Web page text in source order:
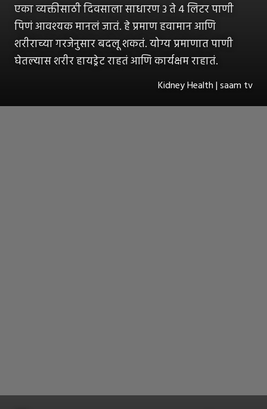
एका व्यक्तीसाठी दिवसाला साधारण 3 ते 4 लिटर पाणी
पिणं आवश्यक मानलं जातं. हे प्रमाण हवामान आणि
शरीराच्या गरजेनुसार बदलू शकतं. योग्य प्रमाणात पाणी
घेतल्यास शरीर हायड्रेट राहतं आणि कार्यक्षम राहातं.
Kidney Health | saam tv